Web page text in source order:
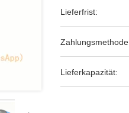
Lieferfrist:
Lieferkapazität: